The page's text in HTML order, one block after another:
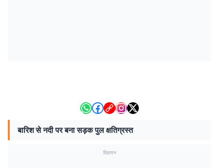
बारिश से नदी पर बना सड़क पुल क्षतिग्रस्त
विज्ञापन